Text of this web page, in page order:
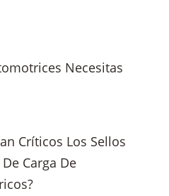
Necesitas
Críticos Los Sellos
Carga De